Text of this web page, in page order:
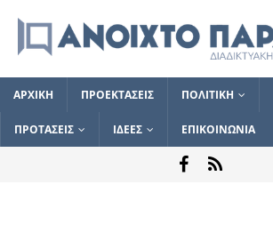
ΑΡΧΙΚΗ ΠΡΟΕΚΤΑΣΕΙΣ ΠΟΛΙΤΙΚΗ
ΠΡΟΤΑΣΕΙΣ ΙΔΕΕΣ ΕΠΙΚΟΙΝΩΝΙΑ